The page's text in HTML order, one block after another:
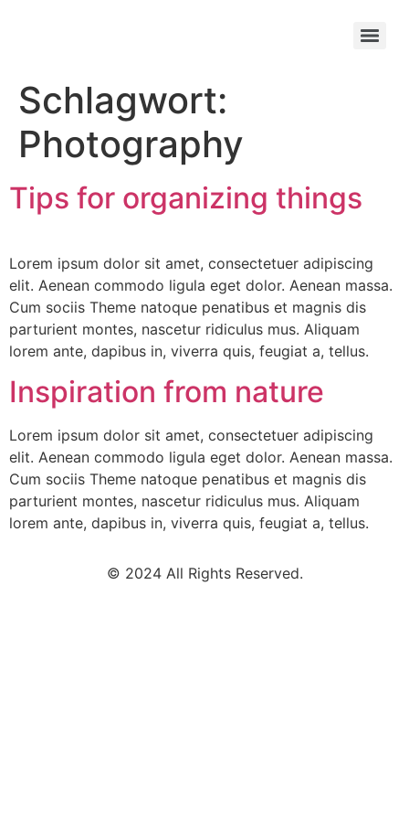
Schlagwort:
Photography
Tips for organizing things
Lorem ipsum dolor sit amet, consectetuer adipiscing
elit. Aenean commodo ligula eget dolor. Aenean massa.
Cum sociis Theme natoque penatibus et magnis dis
parturient montes, nascetur ridiculus mus. Aliquam
lorem ante, dapibus in, viverra quis, feugiat a, tellus.
Inspiration from nature
Lorem ipsum dolor sit amet, consectetuer adipiscing
elit. Aenean commodo ligula eget dolor. Aenean massa.
Cum sociis Theme natoque penatibus et magnis dis
parturient montes, nascetur ridiculus mus. Aliquam
lorem ante, dapibus in, viverra quis, feugiat a, tellus.
© 2024 All Rights Reserved.